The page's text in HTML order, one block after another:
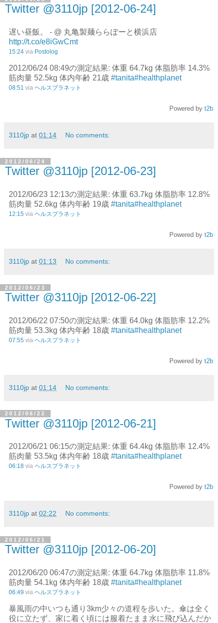
Twitter @3110jp [2012-06-24]
遅い昼飯。 - @ 丸亀製麺ららぽーと横浜店
http://t.co/e8iGwCmt
15:24 via Postolog
2012/06/24 08:49の測定結果: 体重 64.7kg 体脂肪率 14.3%
筋肉量 52.5kg 体内年齢 21歳 #tanita#healthplanet
08:51 via ヘルスプラネット
Powered by t2b
3110jp at 01:14 No comments:
2012/06/24
Twitter @3110jp [2012-06-23]
2012/06/23 12:13の測定結果: 体重 63.7kg 体脂肪率 12.8%
筋肉量 52.6kg 体内年齢 19歳 #tanita#healthplanet
12:15 via ヘルスプラネット
Powered by t2b
3110jp at 01:13 No comments:
2012/06/23
Twitter @3110jp [2012-06-22]
2012/06/22 07:50の測定結果: 体重 64.0kg 体脂肪率 12.2%
筋肉量 53.3kg 体内年齢 18歳 #tanita#healthplanet
07:55 via ヘルスプラネット
Powered by t2b
3110jp at 01:14 No comments:
2012/06/22
Twitter @3110jp [2012-06-21]
2012/06/21 06:15の測定結果: 体重 64.4kg 体脂肪率 12.4%
筋肉量 53.5kg 体内年齢 18歳 #tanita#healthplanet
06:18 via ヘルスプラネット
Powered by t2b
3110jp at 02:22 No comments:
2012/06/21
Twitter @3110jp [2012-06-20]
2012/06/20 06:47の測定結果: 体重 64.7kg 体脂肪率 11.8%
筋肉量 54.1kg 体内年齢 18歳 #tanita#healthplanet
06:49 via ヘルスプラネット
暴風雨の中いつも通り3km少々の道程を歩いた。傘は全く
役に立たず、家に着く頃には服着たまま水に飛び込んだか